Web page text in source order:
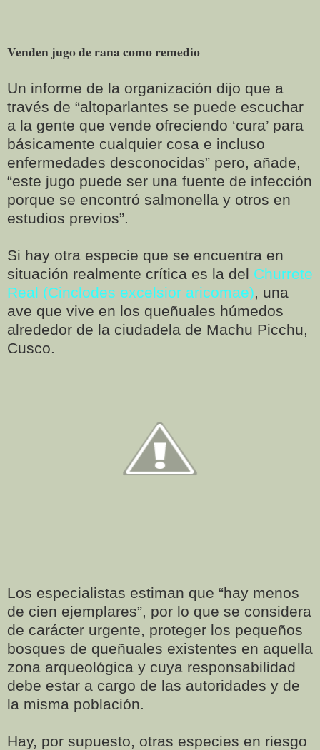
Venden jugo de rana como remedio
Un informe de la organización dijo que a
través de “altoparlantes se puede escuchar
a la gente que vende ofreciendo ‘cura’ para
básicamente cualquier cosa e incluso
enfermedades desconocidas” pero, añade,
“este jugo puede ser una fuente de infección
porque se encontró salmonella y otros en
estudios previos”.
Si hay otra especie que se encuentra en
situación realmente crítica es la del Churrete
Real (Cinclodes excelsior aricomae), una
ave que vive en los queñuales húmedos
alrededor de la ciudadela de Machu Picchu,
Cusco.
Los especialistas estiman que “hay menos
de cien ejemplares”, por lo que se considera
de carácter urgente, proteger los pequeños
bosques de queñuales existentes en aquella
zona arqueológica y cuya responsabilidad
debe estar a cargo de las autoridades y de
la misma población.
Hay, por supuesto, otras especies en riesgo